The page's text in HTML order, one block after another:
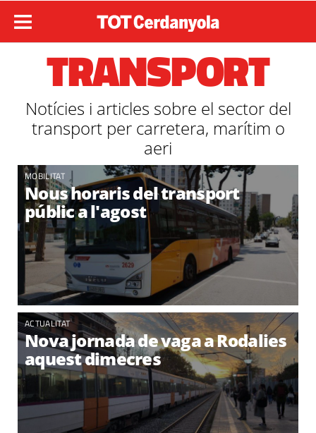
TRANSPORT
Notícies i articles sobre el sector del
transport per carretera, marítim o
aeri
MOBILITAT
Nous horaris del transport
públic a l'agost
ACTUALITAT
Nova jornada de vaga a Rodalies
aquest dimecres